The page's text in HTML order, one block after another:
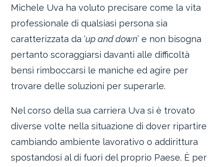
Michele Uva ha voluto precisare come la vita
professionale di qualsiasi persona sia
caratterizzata da ‘up and down’ e non bisogna
pertanto scoraggiarsi davanti alle difficoltà
bensì rimboccarsi le maniche ed agire per
trovare delle soluzioni per superarle.
Nel corso della sua carriera Uva si è trovato
diverse volte nella situazione di dover ripartire
cambiando ambiente lavorativo o addirittura
spostandosi al di fuori del proprio Paese. È per